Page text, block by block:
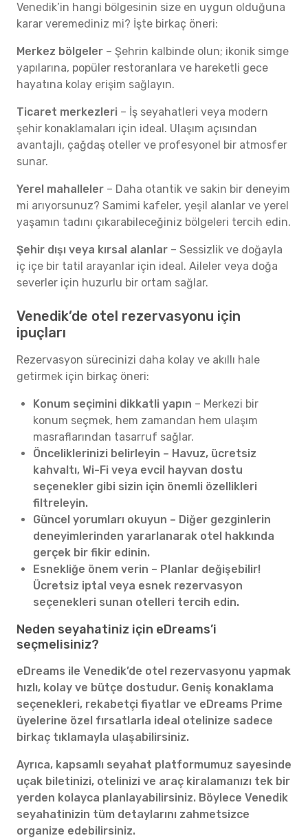
Venedik’in hangi bölgesinin size en uygun olduğuna
karar veremediniz mi? İşte birkaç öneri:
Merkez bölgeler – Şehrin kalbinde olun; ikonik simge
yapılarına, popüler restoranlara ve hareketli gece
hayatına kolay erişim sağlayın.
Ticaret merkezleri – İş seyahatleri veya modern
şehir konaklamaları için ideal. Ulaşım açısından
avantajlı, çağdaş oteller ve profesyonel bir atmosfer
sunar.
Yerel mahalleler – Daha otantik ve sakin bir deneyim
mi arıyorsunuz? Samimi kafeler, yeşil alanlar ve yerel
yaşamın tadını çıkarabileceğiniz bölgeleri tercih edin.
Şehir dışı veya kırsal alanlar – Sessizlik ve doğayla
iç içe bir tatil arayanlar için ideal. Aileler veya doğa
severler için huzurlu bir ortam sağlar.
Venedik’de otel rezervasyonu için
ipuçları
Rezervasyon sürecinizi daha kolay ve akıllı hale
getirmek için birkaç öneri:
Konum seçimini dikkatli yapın – Merkezi bir
konum seçmek, hem zamandan hem ulaşım
masraflarından tasarruf sağlar.
Önceliklerinizi belirleyin – Havuz, ücretsiz
kahvaltı, Wi-Fi veya evcil hayvan dostu
seçenekler gibi sizin için önemli özellikleri
filtreleyin.
Güncel yorumları okuyun – Diğer gezginlerin
deneyimlerinden yararlanarak otel hakkında
gerçek bir fikir edinin.
Esnekliğe önem verin – Planlar değişebilir!
Ücretsiz iptal veya esnek rezervasyon
seçenekleri sunan otelleri tercih edin.
Neden seyahatiniz için eDreams’i
seçmelisiniz?
eDreams ile Venedik’de otel rezervasyonu yapmak
hızlı, kolay ve bütçe dostudur. Geniş konaklama
seçenekleri, rekabetçi fiyatlar ve eDreams Prime
üyelerine özel fırsatlarla ideal otelinize sadece
birkaç tıklamayla ulaşabilirsiniz.
Ayrıca, kapsamlı seyahat platformumuz sayesinde
uçak biletinizi, otelinizi ve araç kiralamanızı tek bir
yerden kolayca planlayabilirsiniz. Böylece Venedik
seyahatinizin tüm detaylarını zahmetsizce
organize edebilirsiniz.